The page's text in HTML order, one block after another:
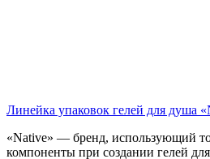
Линейка упаковок гелей для душа
«Native» — бренд, использующий
компоненты при создании гелей